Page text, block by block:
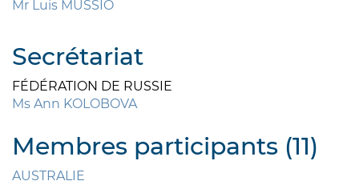
Mr Luis MUSSIO
Secrétariat
FÉDÉRATION DE RUSSIE
Ms Ann KOLOBOVA
Membres participants (11)
AUSTRALIE